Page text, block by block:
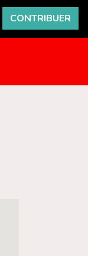
CONTRIBUER